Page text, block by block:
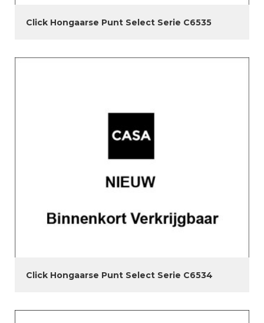
Click Hongaarse Punt Select Serie C6535
Click Hongaarse Punt Select Serie C6534